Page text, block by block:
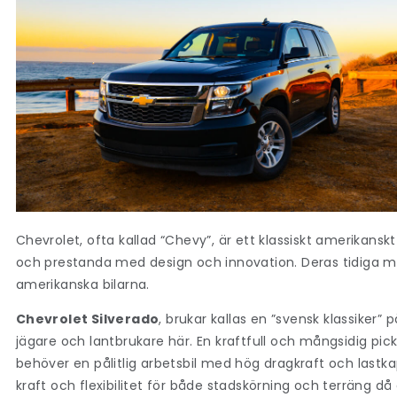
Chevrolet, ofta kallad “Chevy”, är ett klassiskt
och prestanda med design och innovation. Deras tidiga
amerikanska bilarna.
Chevrolet Silverado, brukar kallas en ”svensk
jägare och lantbrukare här. En kraftfull och mångsidig
behöver en pålitlig arbetsbil med hög dragkraft och
kraft och flexibilitet för både stadskörning och terräng